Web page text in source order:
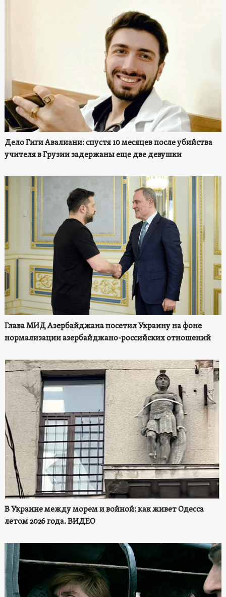
Дело Гиги Авалиани: спустя 10 месяцев после убийства
учителя в Грузии задержаны еще две девушки
Глава МИД Азербайджана посетил Украину на фоне
нормализации азербайджано-российских отношений
В Украине между морем и войной: как живет Одесса
летом 2026 года. ВИДЕО